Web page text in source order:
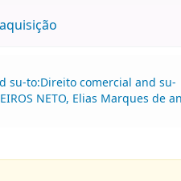
su-to:Direito comercial and su-
NETO, Elias Marques de